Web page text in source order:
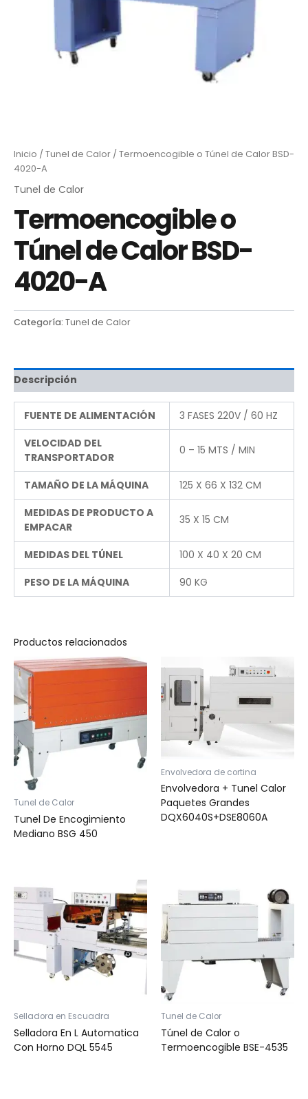
Inicio /Tunel de Calor / Termoencogible o Túnel de Calor BSD-
4020-A
Tunel de Calor
Termoencogible o
Túnel de Calor BSD-
4020-A
Categoría: Tunel de Calor
Descripción
FUENTE DE ALIMENTACIÓN
3 FASES 220V / 60 HZ
VELOCIDAD DEL
TRANSPORTADOR
0 – 15 MTS / MIN
TAMAÑO DE LA MÁQUINA
125 X 66 X 132 CM
MEDIDAS DE PRODUCTO A
EMPACAR
35 X 15 CM
MEDIDAS DEL TÚNEL
100 X 40 X 20 CM
PESO DE LA MÁQUINA
90 KG
Productos relacionados
Tunel de Calor
Tunel De Encogimiento
Mediano BSG 450
Envolvedora de cortina
Envolvedora + Tunel Calor
Paquetes Grandes
DQX6040S+DSE8060A
Selladora en Escuadra
Selladora En L Automatica
Con Horno DQL 5545
Tunel de Calor
Túnel de Calor o
Termoencogible BSE-4535